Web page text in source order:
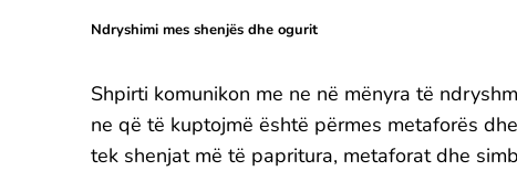
Ndryshimi mes shenjës dhe ogurit
Shpirti komunikon me ne në mënyra të
ne që të kuptojmë është përmes metaforës
tek shenjat më të papritura, metaforat dhe